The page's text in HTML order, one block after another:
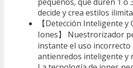
decide y crea estilos
【Detección Inteligente y
Iones】 Nuestrorizador
instante el uso incorrecto
antienredos inteligente y